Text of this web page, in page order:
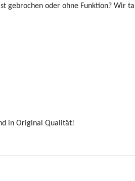
gebrochen oder ohne Funktion? Wir
in Original Qualität!